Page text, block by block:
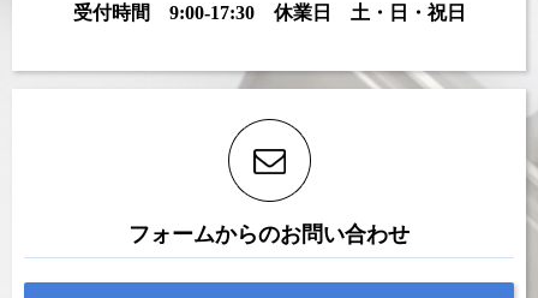
受付時間 9:00-17:30 休業日 土・日・祝日
フォームからのお問い合わせ